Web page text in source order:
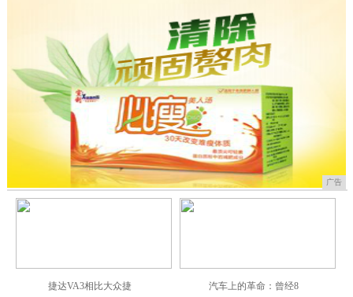
广告
捷达VA3相比大众捷 汽车上的革命：曾经8